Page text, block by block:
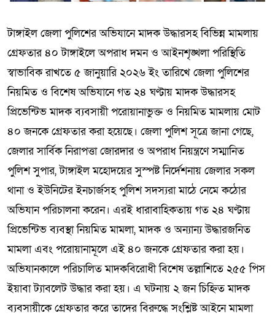
টাঙ্গাইল জেলা পুলিশের অভিযানে মাদক উদ্ধারসহ বিভিন্ন মামলায়
গ্রেফতার ৪০ টাঙ্গাইলে অপরাধ দমন ও আইনশৃঙ্খলা পরিস্থিতি
স্বাভাবিক রাখতে ৫ জানুয়ারি ২০২৬ ইং তারিখে জেলা পুলিশের
নিয়মিত ও বিশেষ অভিযানে গত ২৪ ঘণ্টায় মাদক উদ্ধারসহ
প্রিভেন্টিভ মাদক ব্যবসায়ী পরোয়ানাভুক্ত ও নিয়মিত মামলায় মোট
৪০ জনকে গ্রেফতার করা হয়েছে। জেলা পুলিশ সূত্রে জানা গেছে,
জেলার সার্বিক নিরাপত্তা জোরদার ও অপরাধ নিয়ন্ত্রণে সম্মানিত
পুলিশ সুপার, টাঙ্গাইল মহোদয়ের সুস্পষ্ট নির্দেশনায় জেলার সকল
থানা ও ইউনিটের ইনচার্জসহ পুলিশ সদস্যরা মাঠে নেমে কঠোর
অভিযান পরিচালনা করেন। এরই ধারাবাহিকতায় গত ২৪ ঘণ্টায়
প্রিভেন্টিভ ব্যবস্থা নিয়মিত মামলা, মাদক ও অন্যান্য উদ্ধারজনিত
মামলা এবং পরোয়ানামূলে এই ৪০ জনকে গ্রেফতার করা হয়।
অভিযানকালে পরিচালিত মাদকবিরোধী বিশেষ তল্লাশিতে ২৫৫ পিস
ইয়াবা ট্যাবলেট উদ্ধার করা হয়। এ ঘটনায় ২ জন চিহ্নিত মাদক
ব্যবসায়ীকে গ্রেফতার করে তাদের বিরুদ্ধে সংশ্লিষ্ট আইনে মামলা